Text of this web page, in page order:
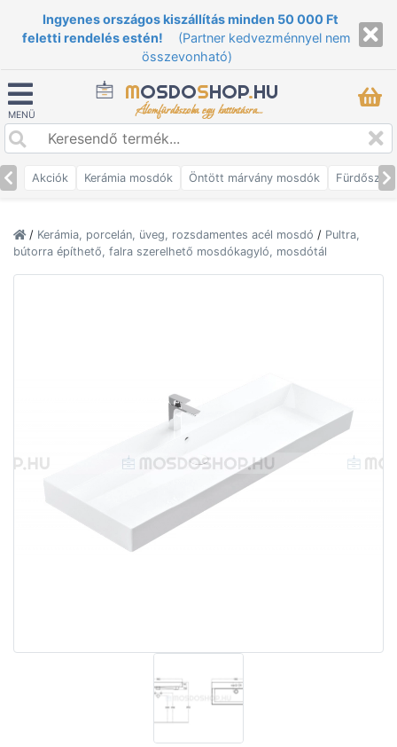
Ingyenes országos kiszállítás minden 50 000 Ft
feletti rendelés estén!
(Partner kedvezménnyel nem
összevonható)
MENÜ
MOSDOSHOP.HU
Álomfürdőszoba egy kattintásra...
Akciók Kerámia mosdók Öntött márvány mosdók
/ Kerámia, porcelán, üveg, rozsdamentes acél mosdó / Pultra,
bútorra építhető, falra szerelhető mosdókagyló, mosdótál